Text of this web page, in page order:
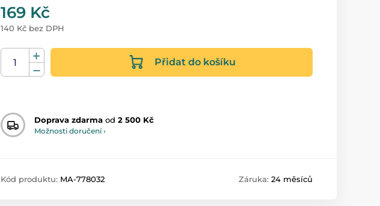
169 Kč
140 Kč bez DPH
Přidat do košíku
Doprava zdarma od 2 500 Kč
Možnosti doručení ›
Kód produktu: MA-778032 Záruka: 24 měsíců